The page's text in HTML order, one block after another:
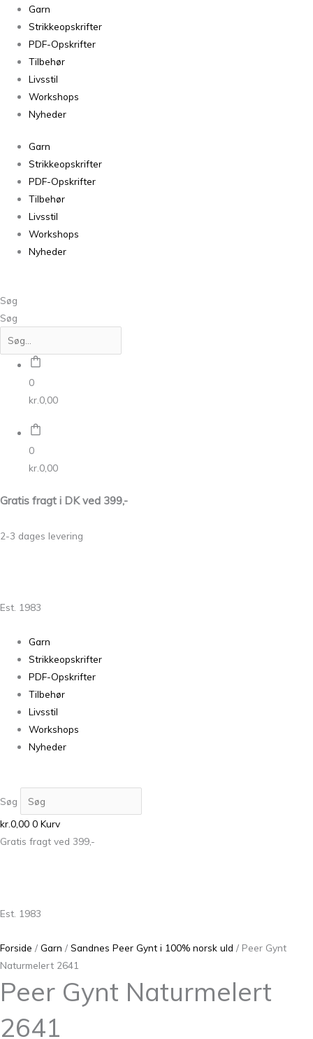
Garn
Strikkeopskrifter
PDF-Opskrifter
Tilbehør
Livsstil
Workshops
Nyheder
Garn
Strikkeopskrifter
PDF-Opskrifter
Tilbehør
Livsstil
Workshops
Nyheder
Søg
Søg
0
kr. 0,00
0
kr. 0,00
Gratis fragt i DK ved 399,-
2-3 dages levering
Est. 1983
Garn
Strikkeopskrifter
PDF-Opskrifter
Tilbehør
Livsstil
Workshops
Nyheder
Søg
kr.0,00 0 Kurv
Gratis fragt ved 399,-
Est. 1983
Forside / Garn / Sandnes Peer Gynt i 100% norsk uld / Peer Gynt
Naturmelert 2641
Peer Gynt Naturmelert
2641
Peer
Gynt
Naturmelert
2641
antal